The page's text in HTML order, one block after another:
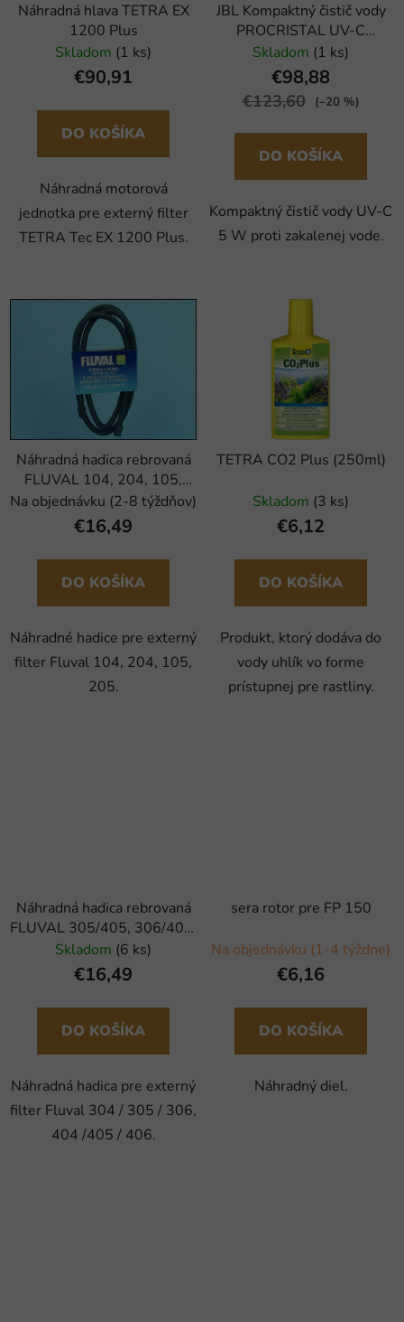
Náhradná hlava TETRA EX
1200 Plus
Skladom (1 ks)
€90,91
DO KOŠÍKA
Náhradná motorová
jednotka pre externý filter
TETRA Tec EX 1200 Plus.
JBL Kompaktný čistič vody
PROCRISTAL UV-C
Compact plus, 5 W
Skladom (1 ks)
€98,88
€123,60 (–20 %)
DO KOŠÍKA
Kompaktný čistič vody UV-C
5 W proti zakalenej vode.
Náhradná hadica rebrovaná
FLUVAL 104, 204, 105,
205, 206 (1ks)
Na objednávku (2-8 týždňov)
€16,49
DO KOŠÍKA
Náhradné hadice pre externý
filter Fluval 104, 204, 105,
205.
TETRA CO2 Plus (250ml)
Skladom (3 ks)
€6,12
DO KOŠÍKA
Produkt, ktorý dodáva do
vody uhlík vo forme
prístupnej pre rastliny.
Náhradná hadica rebrovaná
FLUVAL 305/405, 306/406,
307/407 (1ks)
Skladom (6 ks)
€16,49
DO KOŠÍKA
Náhradná hadica pre externý
filter Fluval 304 / 305 / 306,
404 /405 / 406.
sera rotor pre FP 150
Na objednávku (1-4 týždne)
€6,16
DO KOŠÍKA
Náhradný diel.